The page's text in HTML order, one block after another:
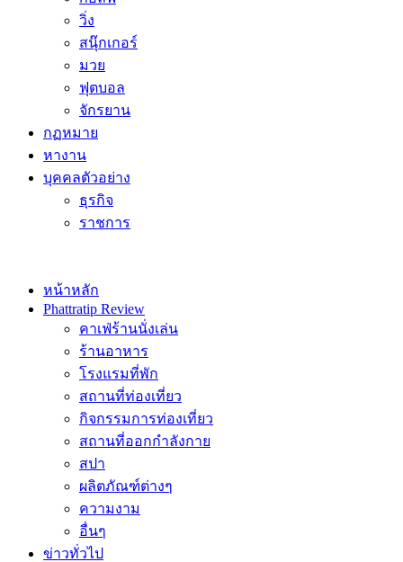
วิ่ง
สนุ๊กเกอร์
มวย
ฟุตบอล
จักรยาน
กฏหมาย
หางาน
บุคคลตัวอย่าง
ธุรกิจ
ราชการ
หน้าหลัก
Phattratip Review
คาเฟ่ร้านนั่งเล่น
ร้านอาหาร
โรงแรมที่พัก
สถานที่ท่องเที่ยว
กิจกรรมการท่องเที่ยว
สถานที่ออกกำลังกาย
สปา
ผลิตภัณฑ์ต่างๆ
ความงาม
อื่นๆ
ข่าวทั่วไป